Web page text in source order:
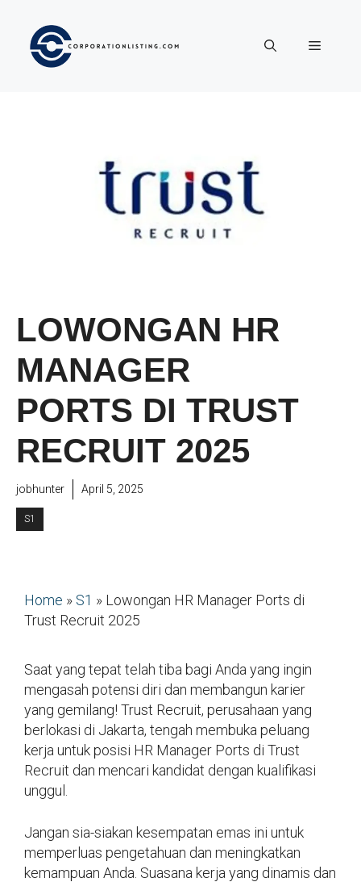
Menu
LOWONGAN HR
MANAGER
PORTS DI TRUST
RECRUIT 2025
jobhunter April 5, 2025
S1
Home » S1 » Lowongan HR Manager Ports di
Trust Recruit 2025
Saat yang tepat telah tiba bagi Anda yang ingin
mengasah potensi diri dan membangun karier
yang gemilang! Trust Recruit, perusahaan yang
berlokasi di Jakarta, tengah membuka peluang
kerja untuk posisi HR Manager Ports di Trust
Recruit dan mencari kandidat dengan kualifikasi
unggul.
Jangan sia-siakan kesempatan emas ini untuk
memperluas pengetahuan dan meningkatkan
kemampuan Anda. Suasana kerja yang dinamis dan